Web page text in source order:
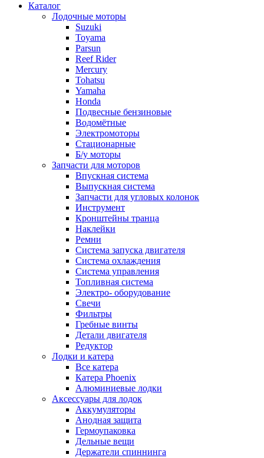
Каталог
Лодочные моторы
Suzuki
Toyama
Parsun
Reef Rider
Mercury
Tohatsu
Yamaha
Honda
Подвесные бензиновые
Водомётные
Электромоторы
Стационарные
Б/у моторы
Запчасти для моторов
Впускная система
Выпускная система
Запчасти для угловых колонок
Инструмент
Кронштейны транца
Наклейки
Ремни
Система запуска двигателя
Система охлаждения
Система управления
Топливная система
Электро- оборудование
Свечи
Фильтры
Гребные винты
Детали двигателя
Редуктор
Лодки и катера
Все катера
Катера Phoenix
Алюминиевые лодки
Аксессуары для лодок
Аккумуляторы
Анодная защита
Гермоупаковка
Дельные вещи
Держатели спиннинга